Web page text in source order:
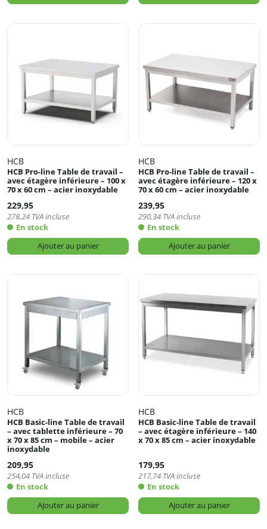
HCB
HCB Pro-line Table de travail –
avec étagère inférieure – 100 x
70 x 60 cm – acier inoxydable
229,95
278,24 TVA incluse
En stock
Ajouter au panier
HCB
HCB Pro-line Table de travail –
avec étagère inférieure – 120 x
70 x 60 cm – acier inoxydable
239,95
290,34 TVA incluse
En stock
Ajouter au panier
HCB
HCB Basic-line Table de travail
– avec tablette inférieure – 70
x 70 x 85 cm – mobile – acier
inoxydable
209,95
254,04 TVA incluse
En stock
Ajouter au panier
HCB
HCB Basic-line Table de travail
– avec étagère inférieure – 140
x 70 x 85 cm – acier inoxydable
179,95
217,74 TVA incluse
En stock
Ajouter au panier